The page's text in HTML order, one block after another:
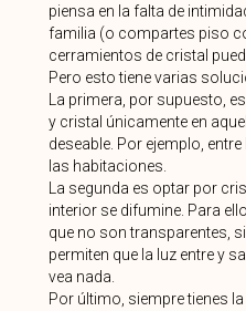
piensa en la falta de
familia (o compartes piso
cerramientos de cristal
Pero esto tiene varias
La primera, por supuesto,
y cristal únicamente en
deseable. Por ejemplo,
las habitaciones.
La segunda es optar por
interior se difumine. Para
que no son transparentes,
permiten que la luz entre y
vea nada.
Por último, siempre tienes